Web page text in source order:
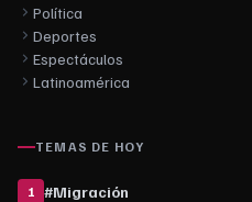
Política
Deportes
Espectáculos
Latinoamérica
TEMAS DE HOY
1 #Migración